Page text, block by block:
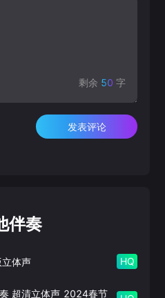
剩余 50 字
发表评论
伴奏
体声 HQ
超清立体声 2024春节